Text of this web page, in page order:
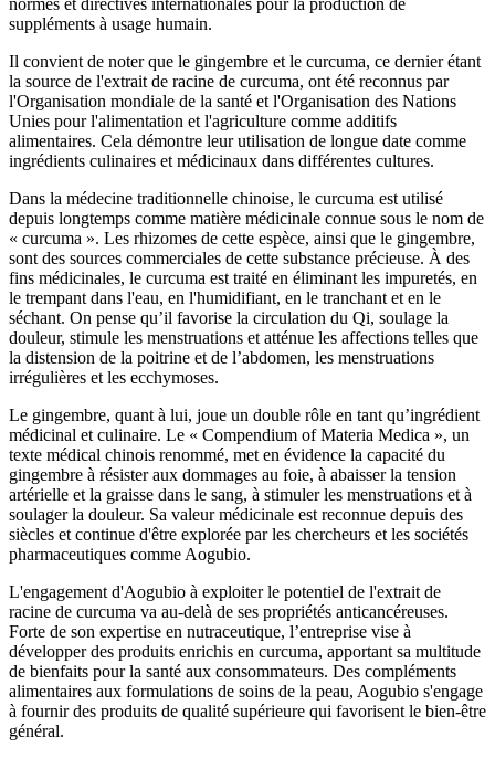
normes et directives internationales pour la production de
suppléments à usage humain.
Il convient de noter que le gingembre et le curcuma, ce dernier étant
la source de l'extrait de racine de curcuma, ont été reconnus par
l'Organisation mondiale de la santé et l'Organisation des Nations
Unies pour l'alimentation et l'agriculture comme additifs
alimentaires. Cela démontre leur utilisation de longue date comme
ingrédients culinaires et médicinaux dans différentes cultures.
Dans la médecine traditionnelle chinoise, le curcuma est utilisé
depuis longtemps comme matière médicinale connue sous le nom de
« curcuma ». Les rhizomes de cette espèce, ainsi que le gingembre,
sont des sources commerciales de cette substance précieuse. À des
fins médicinales, le curcuma est traité en éliminant les impuretés, en
le trempant dans l'eau, en l'humidifiant, en le tranchant et en le
séchant. On pense qu’il favorise la circulation du Qi, soulage la
douleur, stimule les menstruations et atténue les affections telles que
la distension de la poitrine et de l’abdomen, les menstruations
irrégulières et les ecchymoses.
Le gingembre, quant à lui, joue un double rôle en tant qu’ingrédient
médicinal et culinaire. Le « Compendium of Materia Medica », un
texte médical chinois renommé, met en évidence la capacité du
gingembre à résister aux dommages au foie, à abaisser la tension
artérielle et la graisse dans le sang, à stimuler les menstruations et à
soulager la douleur. Sa valeur médicinale est reconnue depuis des
siècles et continue d'être explorée par les chercheurs et les sociétés
pharmaceutiques comme Aogubio.
L'engagement d'Aogubio à exploiter le potentiel de l'extrait de
racine de curcuma va au-delà de ses propriétés anticancéreuses.
Forte de son expertise en nutraceutique, l’entreprise vise à
développer des produits enrichis en curcuma, apportant sa multitude
de bienfaits pour la santé aux consommateurs. Des compléments
alimentaires aux formulations de soins de la peau, Aogubio s'engage
à fournir des produits de qualité supérieure qui favorisent le bien-être
général.